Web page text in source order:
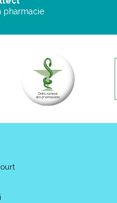
pharmacie